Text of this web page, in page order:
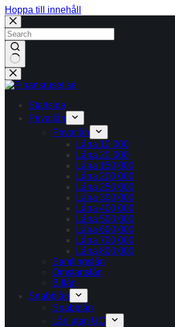
Hoppa till innehåll
Inga
resultat
Startsida
Privatlån
Privatlån
Låna 10 000
Låna 20 000
Låna 150 000
Låna 200 000
Låna 250 000
Låna 300 000
Låna 400 000
Låna 500 000
Låna 600 000
Låna 700 000
Låna 800 000
Samlingslån
Omstartslån
Billån
Snabblån
Snabblån
Lån utan UC